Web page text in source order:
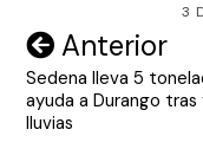
3
Navegación
de
entradas
Anterior
Sedena lleva 5
ayuda a Durango
lluvias